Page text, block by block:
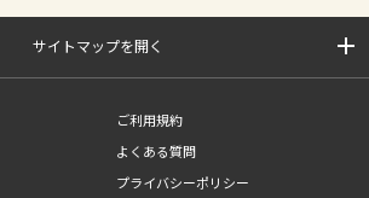
サイトマップを開く
ご利用規約
よくある質問
プライバシーポリシー